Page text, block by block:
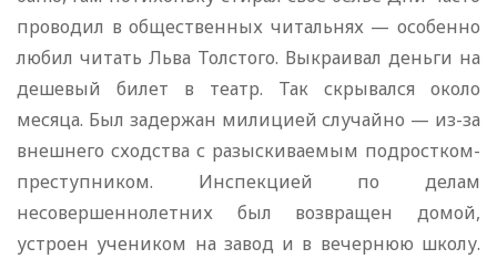
проводил в общественных читальнях — особенно
любил читать Льва Толстого. Выкраивал деньги на
дешевый билет в театр. Так скрывался около
месяца. Был задержан милицией случайно — из-за
внешнего сходства с разыскиваемым подростком-
преступником. Инспекцией по делам
несовершеннолетних был возвращен домой,
устроен учеником на завод и в вечернюю школу.